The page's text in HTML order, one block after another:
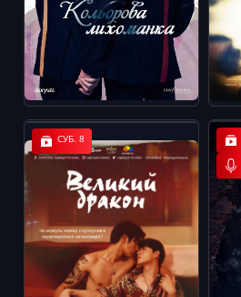
СУБ. 8